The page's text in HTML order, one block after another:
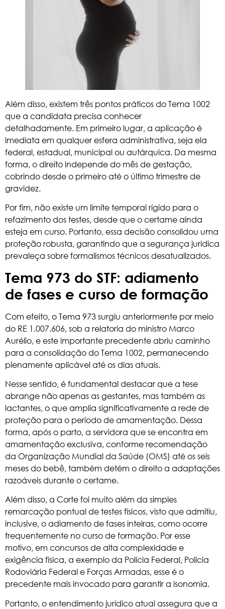
Além disso, existem três pontos práticos do Tema 1002
que a candidata precisa conhecer
detalhadamente. Em primeiro lugar, a aplicação é
imediata em qualquer esfera administrativa, seja ela
federal, estadual, municipal ou autárquica. Da mesma
forma, o direito independe do mês de gestação,
cobrindo desde o primeiro até o último trimestre de
gravidez.
Por fim, não existe um limite temporal rígido para o
refazimento dos testes, desde que o certame ainda
esteja em curso. Portanto, essa decisão consolidou uma
proteção robusta, garantindo que a segurança jurídica
prevaleça sobre formalismos técnicos desatualizados.
Tema 973 do STF: adiamento
de fases e curso de formação
Com efeito, o Tema 973 surgiu anteriormente por meio
do RE 1.007.606, sob a relatoria do ministro Marco
Aurélio, e este importante precedente abriu caminho
para a consolidação do Tema 1002, permanecendo
plenamente aplicável até os dias atuais.
Nesse sentido, é fundamental destacar que a tese
abrange não apenas as gestantes, mas também as
lactantes, o que amplia significativamente a rede de
proteção para o período de amamentação. Dessa
forma, após o parto, a servidora que se encontra em
amamentação exclusiva, conforme recomendação
da Organização Mundial da Saúde (OMS) até os seis
meses do bebê, também detém o direito a adaptações
razoáveis durante o certame.
Além disso, a Corte foi muito além da simples
remarcação pontual de testes físicos, visto que admitiu,
inclusive, o adiamento de fases inteiras, como ocorre
frequentemente no curso de formação. Por esse
motivo, em concursos de alta complexidade e
exigência física, a exemplo da Polícia Federal, Polícia
Rodoviária Federal e Forças Armadas, esse é o
precedente mais invocado para garantir a isonomia.
Portanto, o entendimento jurídico atual assegura que a